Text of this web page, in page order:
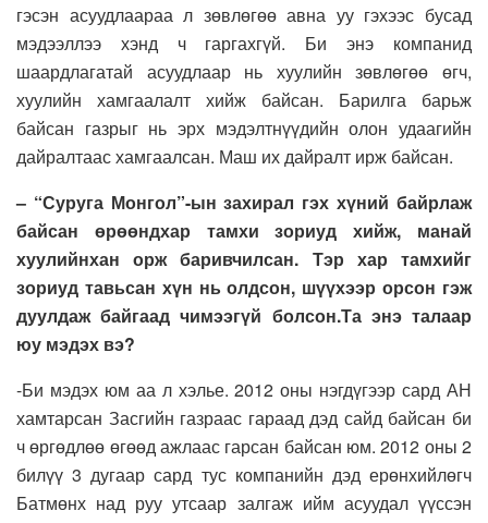
гэсэн асуудлаараа л зөвлөгөө авна уу гэхээс бусад
мэдээллээ хэнд ч гаргахгүй. Би энэ компанид
шаардлагатай асуудлаар нь хуулийн зөвлөгөө өгч,
хуулийн хамгаалалт хийж байсан. Барилга барьж
байсан газрыг нь эрх мэдэлтнүүдийн олон удаагийн
дайралтаас хамгаалсан. Маш их дайралт ирж байсан.
– “Суруга Монгол”-ын захирал гэх хүний байрлаж
байсан өрөөндхар тамхи зориуд хийж, манай
хуулийнхан орж баривчилсан. Тэр хар тамхийг
зориуд тавьсан хүн нь олдсон, шүүхээр орсон гэж
дуулдаж байгаад чимээгүй болсон.Та энэ талаар
юу мэдэх вэ?
-Би мэдэх юм аа л хэлье. 2012 оны нэгдүгээр сард АН
хамтарсан Засгийн газраас гараад дэд сайд байсан би
ч өргөдлөө өгөөд ажлаас гарсан байсан юм. 2012 оны 2
билүү 3 дугаар сард тус компанийн дэд ерөнхийлөгч
Батмөнх над руу утсаар залгаж ийм асуудал үүссэн